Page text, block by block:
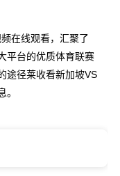
在线观看，汇聚了
平台的优质体育联赛
途径莱收看新加坡VS